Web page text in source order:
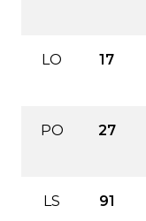
LO 17
PO 27
LS 91